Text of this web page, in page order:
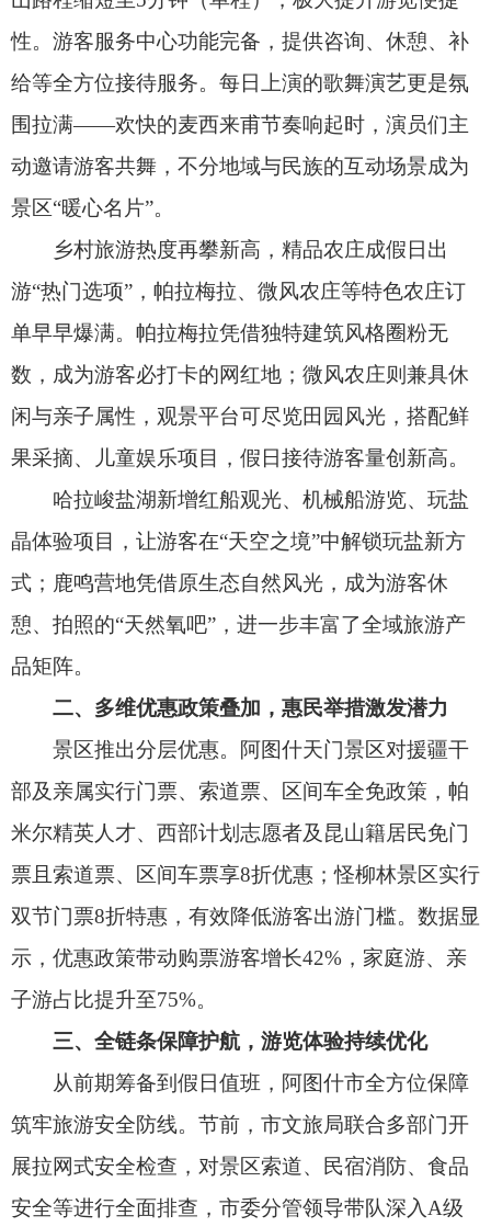
游“热门选项”，帕拉梅拉、微风农庄等特色农庄订
单早早爆满。帕拉梅拉凭借独特建筑风格圈粉无
数，成为游客必打卡的网红地；微风农庄则兼具休
闲与亲子属性，观景平台可尽览田园风光，搭配鲜
果采摘、儿童娱乐项目，假日接待游客量创新高。
晶体验项目，让游客在“天空之境”中解锁玩盐新方
式；鹿鸣营地凭借原生态自然风光，成为游客休
憩、拍照的“天然氧吧”，进一步丰富了全域旅游产
品矩阵。
二、多维优惠政策叠加，惠民举措激发潜力
部及亲属实行门票、索道票、区间车全免政策，帕
米尔精英人才、西部计划志愿者及昆山籍居民免门
票且索道票、区间车票享8折优惠；怪柳林景区实行
双节门票8折特惠，有效降低游客出游门槛。数据显
示，优惠政策带动购票游客增长42%，家庭游、亲
三、全链条保障护航，游览体验持续优化
从前期筹备到假日值班，阿图什市全方位保障
筑牢旅游安全防线。节前，市文旅局联合多部门开
展拉网式安全检查，对景区索道、民宿消防、食品
安全等进行全面排查，市委分管领导带队深入A级
名专业资质人员全天候待命，总部派遣1名索道运维
专家驻场，保障天门景区索道正常运行；安排志愿
者分布在索道站、观景台等关键节点做好指引分
流，24小时咨询投诉热线高效响应，智慧监控系统
实时监测客流并及时疏导。来自江苏的游客王女士
餐饮都很贴心，这趟阿图什之旅远超预期！”
从雄奇天门到田园农庄，从盐湖奇趣到湿地风
光，这个双节，阿图什市以更丰富的产品、更优质
的服务、更浓厚的氛围，让游客在赏景、体验中收